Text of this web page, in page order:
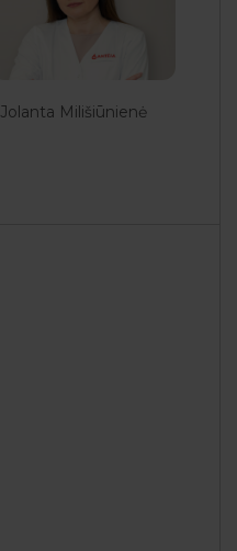
Jolanta Milišiūnienė